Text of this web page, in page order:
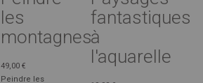
les
montagnes
49,00 €
Peindre les
fantastiques
à
l'aquarelle